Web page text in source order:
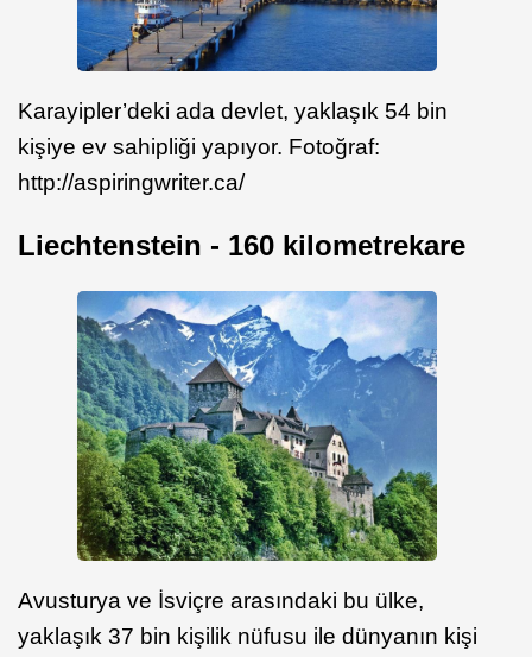
Karayipler’deki ada devlet, yaklaşık 54 bin
kişiye ev sahipliği yapıyor. Fotoğraf:
http://aspiringwriter.ca/
Liechtenstein - 160 kilometrekare
Avusturya ve İsviçre arasındaki bu ülke,
yaklaşık 37 bin kişilik nüfusu ile dünyanın kişi